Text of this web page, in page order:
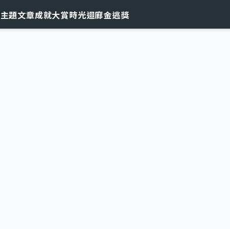
主題文章成就大賞時光迴廊金逃獎